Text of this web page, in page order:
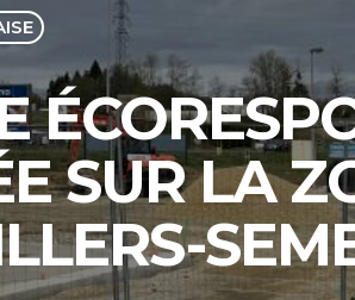
SUR LA